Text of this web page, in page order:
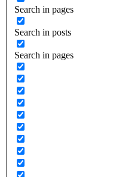
Search in pages
Search in posts
Search in pages